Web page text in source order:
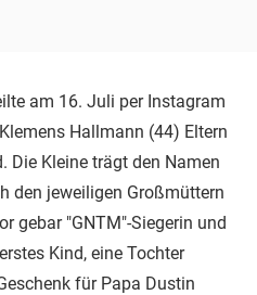
am 16. Juli per Instagram
Hallmann (44) Eltern
Die Kleine trägt den Namen
den jeweiligen Großmüttern
gebar "GNTM"-Siegerin und
Kind, eine Tochter
für Papa Dustin